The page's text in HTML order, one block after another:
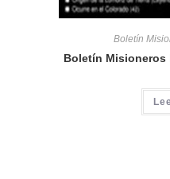
Boletín
Boletín Misioneros